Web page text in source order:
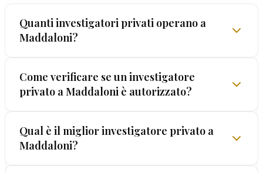
Quanti investigatori privati operano a
Maddaloni?
Il numero di professionisti attivi a Maddaloni
cambia nel tempo. Il consiglio è concentrarsi sulla
garanzie formali sulla legalità. EUROPOL® supera
tutti questi criteri dal 1962.
Come verificare se un investigatore
privato a Maddaloni è autorizzato?
Puoi verificare la regolarità di un investigatore
privato a Maddaloni richiedendo il numero di
Qual è il miglior investigatore privato a
Maddaloni?